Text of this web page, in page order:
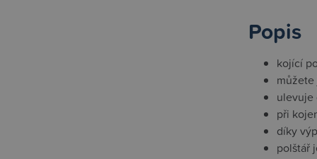
Popis
kojící
ulevuje
při
díky
polštář